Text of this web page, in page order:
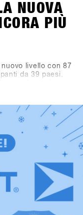
NUOVA
PIÙ
livello con 87
da 39 paesi.
nuova location
grande evento B2B
i momenti
del 2025 e dai
Un grande
partner per aver
Non
the date:
18 al 20 gennaio